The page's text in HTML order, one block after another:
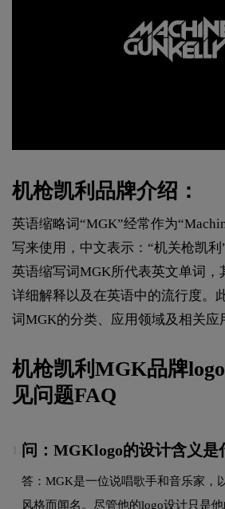
机枪凯利品牌介绍：
英语缩略词“MGK”经常作为
写来使用，中文表示：“机关枪凯
英语缩写词MGK所代表英文单词，
详细解释以及在英语中的流行度。
词MGK的分类、应用领域及相关应
机枪凯利MGK品牌
见问题FAQ
问：MGKlogo的设计含义是
答：MGK是一位说唱歌手和音乐家，
风格而闻名。尽管他的logo设计只是